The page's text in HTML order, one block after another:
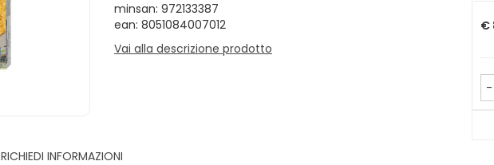
minsan: 972133387
ean: 8051084007012
Vai alla descrizione prodotto
€
-
RICHIEDI INFORMAZIONI